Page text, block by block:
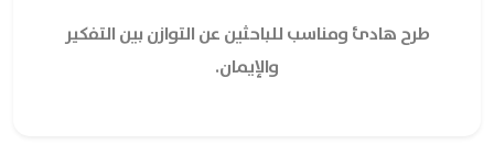
طرح هادئ ومناسب للباحثين عن التوازن بين التفكير
والإيمان.